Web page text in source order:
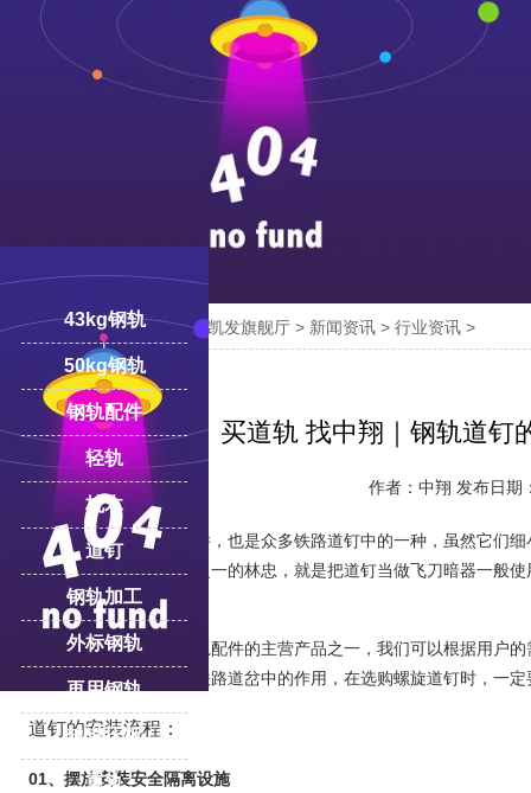
线: 18100332293
您的位置：凯发旗舰厅-ag凯发旗舰厅 > 新闻资讯 > 行业资讯 >
买道轨 找中翔｜钢轨道钉
作者：中翔 发布日期
道钉是铁路上的一种配件，也是众多铁路道钉中的一种，虽然它们
击队》中，飞虎队成员之一的林忠，就是把道钉当做飞刀暗器一般
作用。
道钉作为我集团旗下钢轨配件的主营产品之一，我们可以根据用户
为了能确保螺旋道钉在铁路道岔中的作用，在选购螺旋道钉时，一
道钉的安装流程：
01、 摆放安装安全隔离设施
43kg钢轨
50kg钢轨
钢轨配件
轻轨
枕木
道钉
钢轨加工
外标钢轨
再用钢轨
轨道压板
重轨